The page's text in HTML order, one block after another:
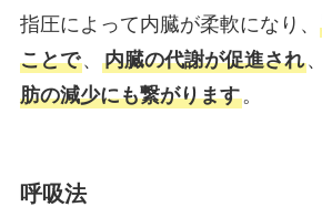
指圧によって内臓が柔軟になり、
ことで、 内臓の代謝が促進され、
肪の減少にも繋がります。
呼吸法